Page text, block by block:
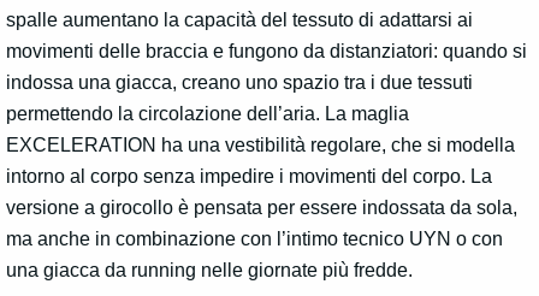
spalle aumentano la capacità del tessuto di adattarsi ai
movimenti delle braccia e fungono da distanziatori: quando si
indossa una giacca, creano uno spazio tra i due tessuti
permettendo la circolazione dell’aria. La maglia
EXCELERATION ha una vestibilità regolare, che si modella
intorno al corpo senza impedire i movimenti del corpo. La
versione a girocollo è pensata per essere indossata da sola,
ma anche in combinazione con l’intimo tecnico UYN o con
una giacca da running nelle giornate più fredde.